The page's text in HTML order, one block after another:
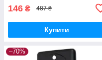
146 ₴ 487 ₴
Купити
–70%